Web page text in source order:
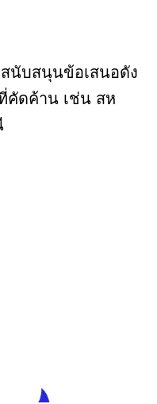
นับสนุนข้อเสนอดัง
คัดค้าน เช่น สห